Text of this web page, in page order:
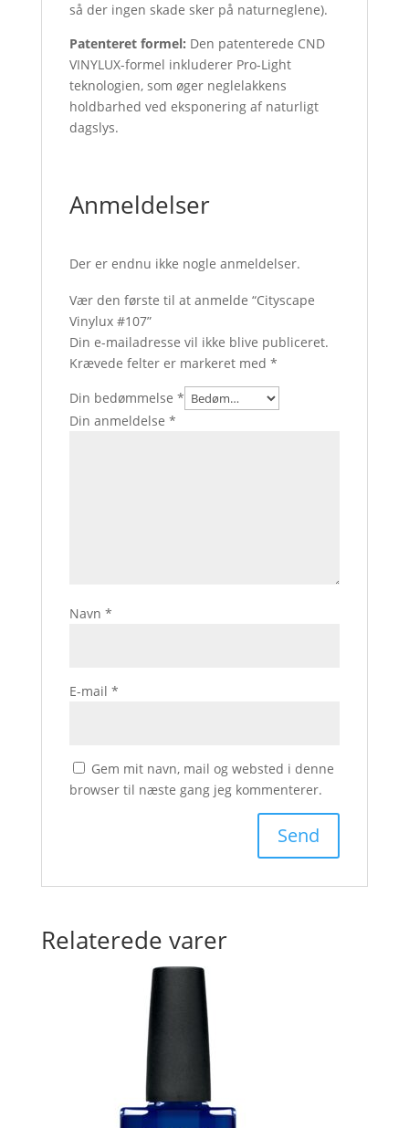
så der ingen skade sker på naturneglene).
Patenteret formel: Den patenterede CND
VINYLUX-formel inkluderer Pro-Light
teknologien, som øger neglelakkens
holdbarhed ved eksponering af naturligt
dagslys.
Anmeldelser
Der er endnu ikke nogle anmeldelser.
Vær den første til at anmelde “Cityscape
Vinylux #107”
Din e-mailadresse vil ikke blive publiceret.
Krævede felter er markeret med *
Din bedømmelse *
Din anmeldelse *
Navn *
E-mail *
Gem mit navn, mail og websted i denne
browser til næste gang jeg kommenterer.
Relaterede varer